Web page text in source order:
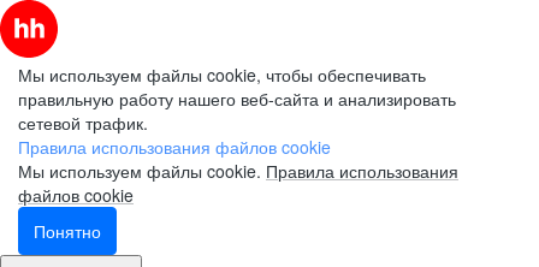
Мы используем файлы cookie, чтобы обеспечивать
правильную работу нашего веб-сайта и анализировать
сетевой трафик.
Правила использования файлов cookie
Мы используем файлы cookie. Правила использования
файлов cookie
Понятно